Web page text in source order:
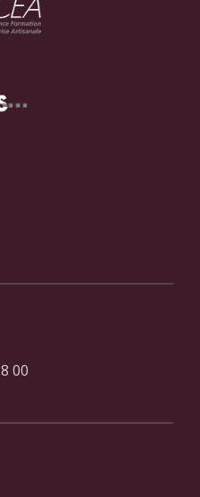
00